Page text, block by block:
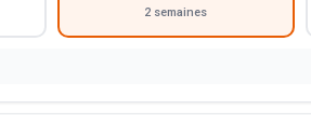
2 semaines